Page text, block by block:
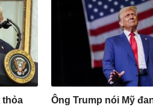
thỏa
Ông Trump nói Mỹ